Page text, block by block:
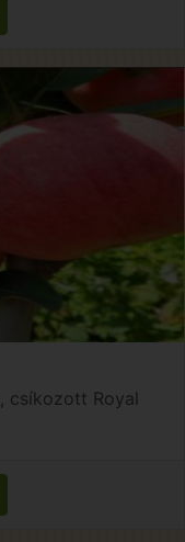
csíkozott Royal